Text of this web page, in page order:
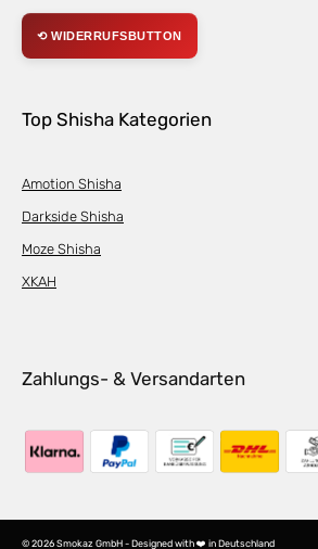
⟲ WIDERRUFSBUTTON
Top Shisha Kategorien
Amotion Shisha
Darkside Shisha
Moze Shisha
XKAH
Zahlungs- & Versandarten
© 2026 Smokaz GmbH - Designed with ❤️ in Deutschland